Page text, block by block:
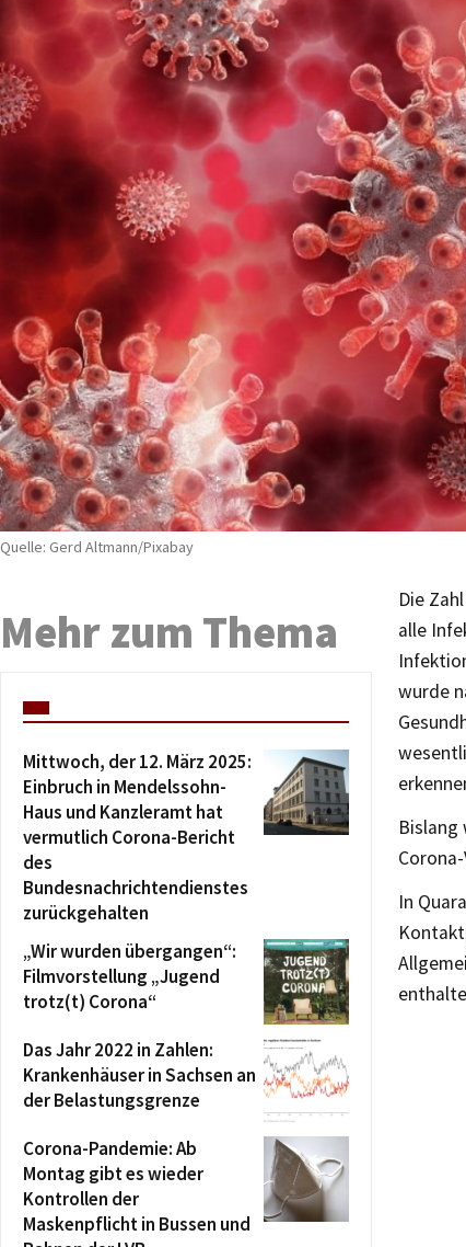
Quelle: Gerd Altmann/Pixabay
Die
alle
wurde
Bislang
In
Mehr zum Thema
Mittwoch, der 12. März 2025:
Einbruch in Mendelssohn-
Haus und Kanzleramt hat
vermutlich Corona-Bericht
des
Bundesnachrichtendienstes
zurückgehalten
„Wir wurden übergangen“:
Filmvorstellung „Jugend
trotz(t) Corona“
Das Jahr 2022 in Zahlen:
Krankenhäuser in Sachsen an
der Belastungsgrenze
Corona-Pandemie: Ab
Montag gibt es wieder
Kontrollen der
Maskenpflicht in Bussen und